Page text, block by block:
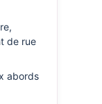
de rue
abords